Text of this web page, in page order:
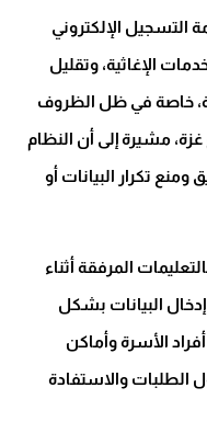
التسجيل الإلكتروني
الإغاثية، وتقليل
خاصة في ظل الظروف
مشيرة إلى أن النظام
تكرار البيانات أو
المرفقة أثناء
إدخال البيانات بشكل
الأسرة وأماكن
الطلبات والاستفادة